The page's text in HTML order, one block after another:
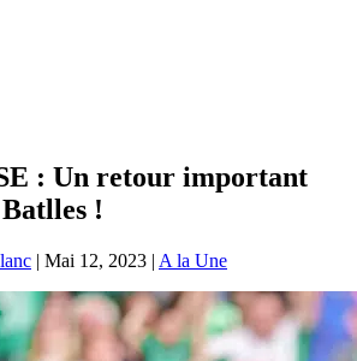
: Un retour important
!
| Mai 12, 2023 | A la Une